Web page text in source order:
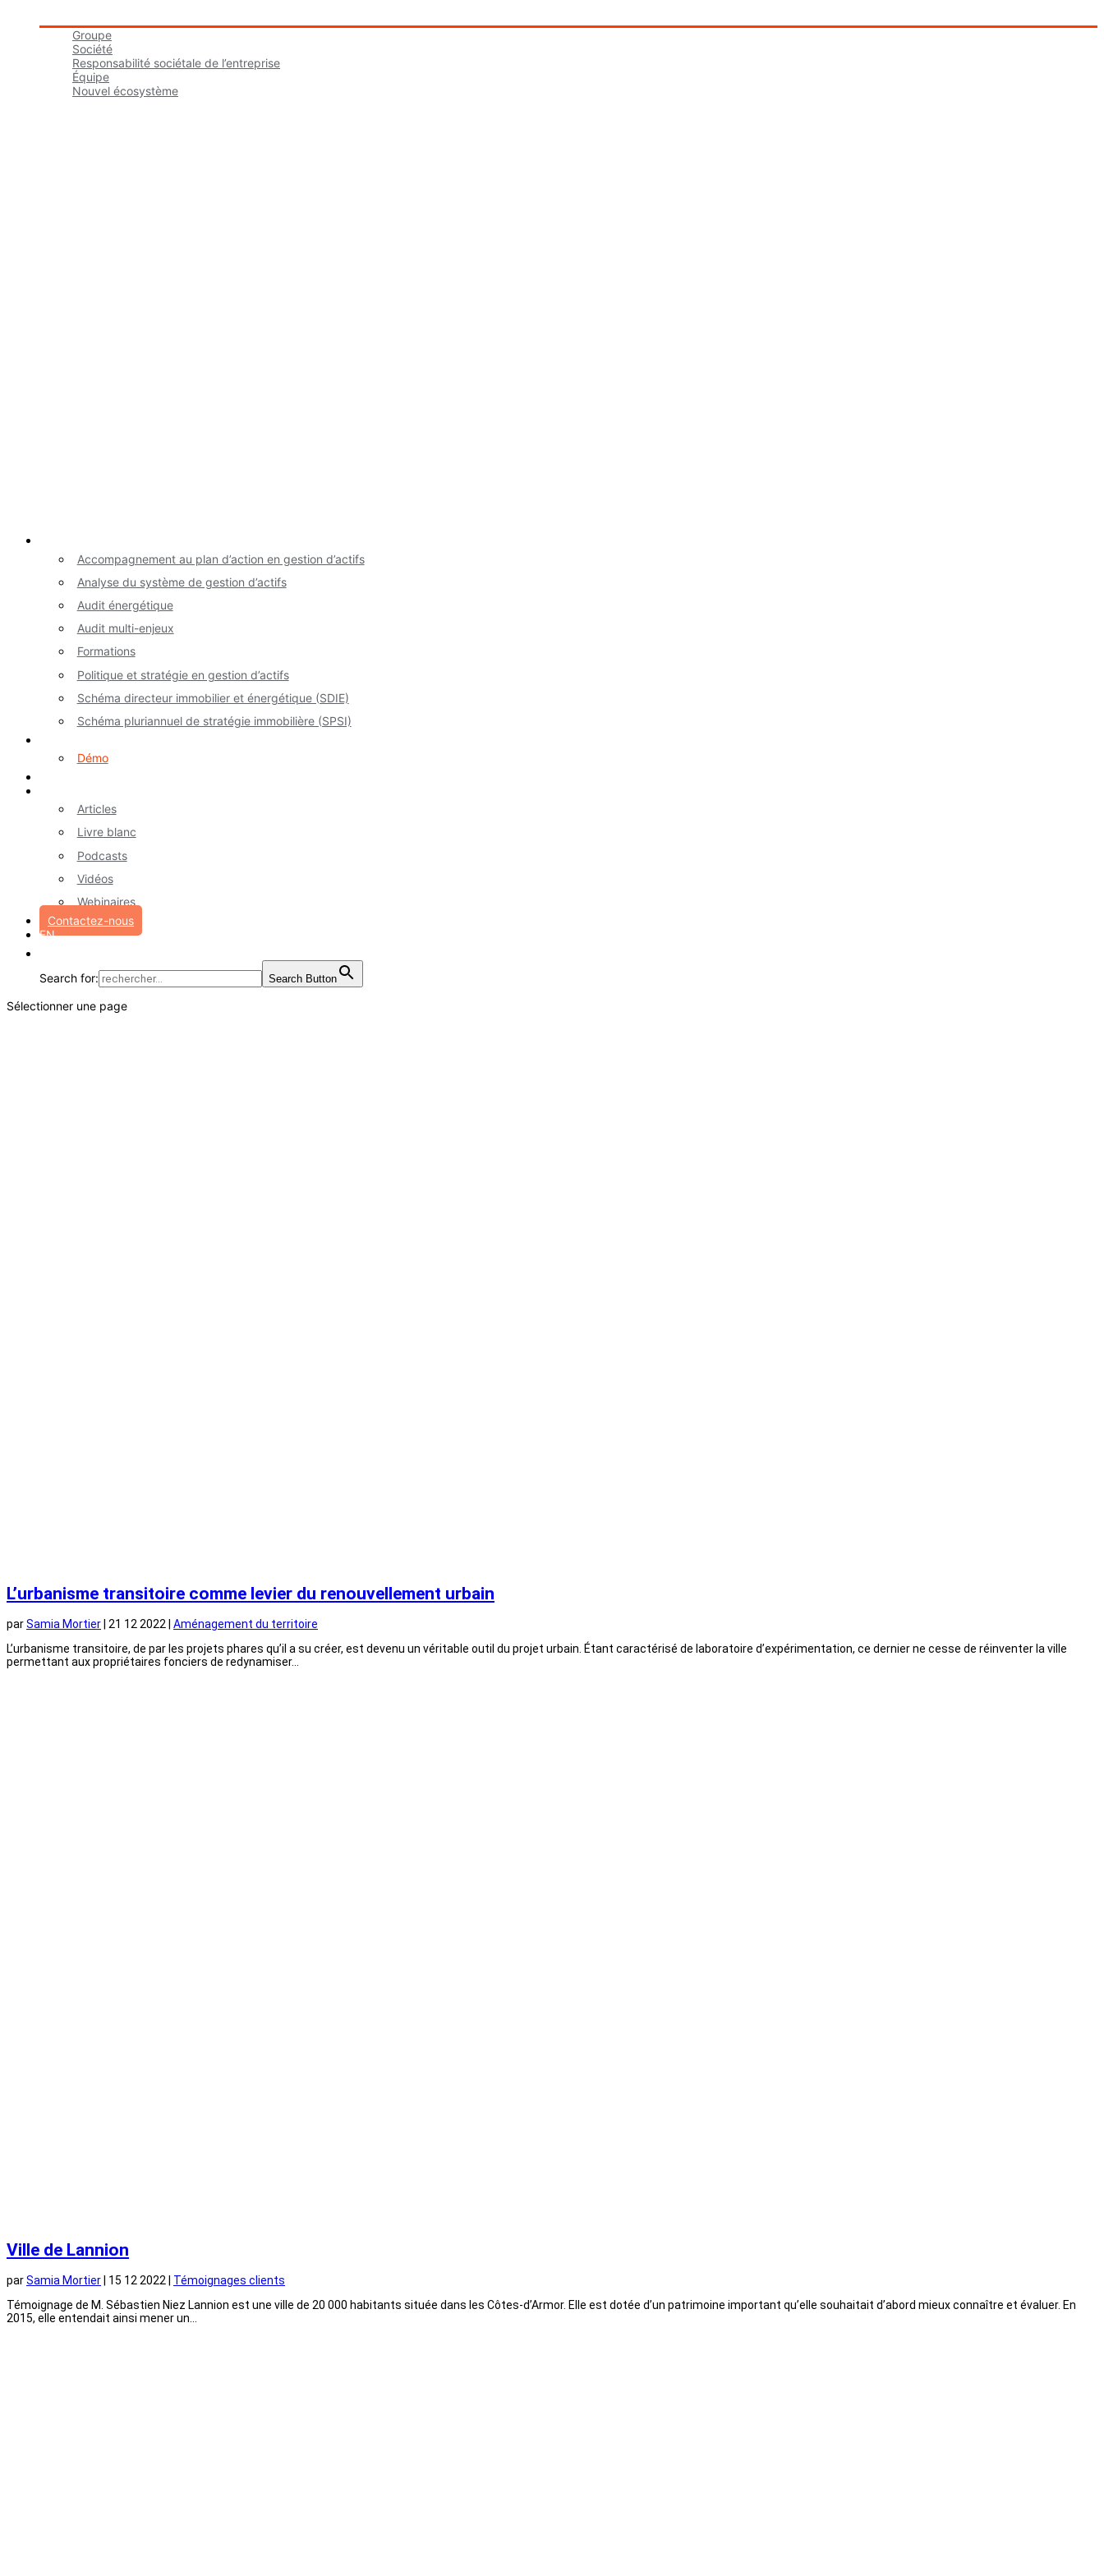
Groupe
Société
Responsabilité sociétale de l’entreprise
Équipe
Nouvel écosystème
Accompagnement au plan d’action en gestion d’actifs
Analyse du système de gestion d’actifs
Audit énergétique
Audit multi-enjeux
Formations
Politique et stratégie en gestion d’actifs
Schéma directeur immobilier et énergétique (SDIE)
Schéma pluriannuel de stratégie immobilière (SPSI)
Démo
Articles
Livre blanc
Podcasts
Vidéos
Webinaires
Contactez-nous
EN
Search for: Search Button
Sélectionner une page
L’urbanisme transitoire comme levier du renouvellement urbain
parSamia Mortier 21 12 2022 Aménagement du territoire
L’urbanisme transitoire, de par les projets phares qu’il a su créer, est devenu un véritable outil du projet urbain. Étant caractérisé de laboratoire d’expérimentation, ce dernier ne cesse de réinventer la ville
permettant aux propriétaires fonciers de redynamiser...
Ville de Lannion
parSamia Mortier 15 12 2022
Témoignages clients
Témoignage de M. Sébastien Niez Lannion est une ville de 20 000 habitants située dans les Côtes-d’Armor. Elle est dotée d’un patrimoine important qu’elle souhaitait d’abord mieux connaître et évaluer. En
2015, elle entendait ainsi mener un...